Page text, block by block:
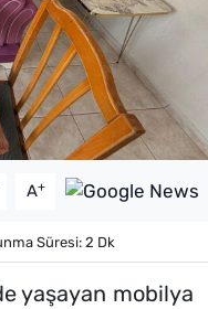
A+
Süresi: 2 Dk
yaşayan mobilya